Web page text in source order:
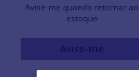
Avise-me quando retornar ao
estoque
Avise-me